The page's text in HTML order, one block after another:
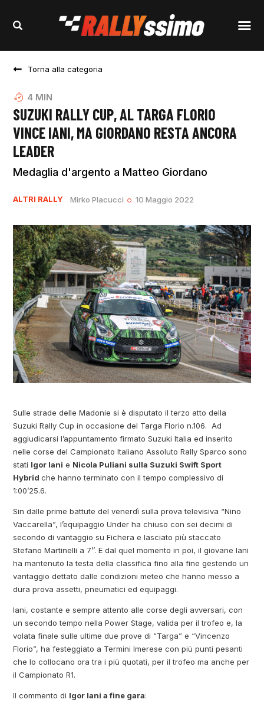
Torna alla categoria
4 MIN
SUZUKI RALLY CUP, AL TARGA FLORIO
VINCE IANI, MA GIORDANO RESTA ANCORA
LEADER
Medaglia d'argento a Matteo Giordano
ALTRI RALLY Mirko Placucci 10 Maggio 2022
Sulle strade delle Madonie si è disputato il terzo atto della
Suzuki Rally Cup in occasione del Targa Florio n.106. Ad
aggiudicarsi l’appuntamento firmato Suzuki Italia ed inserito
nelle corse del Campionato Italiano Assoluto Rally Sparco sono
stati Igor Iani e Nicola Puliani sulla Suzuki Swift Sport
Hybridche hanno terminato con il tempo complessivo di
1:00’25.6.
Sin dalle prime battute del venerdì sulla prova televisiva “Nino
Vaccarella”, l’equipaggio Under ha chiuso con sei decimi di
secondo di vantaggio su Fichera e lasciato più staccato
Stefano Martinelli a 7’’. E dal quel momento in poi, il giovane Iani
ha mantenuto la testa della classifica fino alla fine gestendo un
vantaggio dettato dalle condizioni meteo che hanno messo a
dura prova assetti, pneumatici ed equipaggi.
Iani, costante e sempre attento alle corse degli avversari, con
un secondo tempo nella Power Stage, valida per il trofeo e, la
volata finale sulle ultime due prove di “Targa” e “Vincenzo
Florio”, ha festeggiato a Termini Imerese con più punti pesanti
che lo collocano ora tra i più quotati, per il trofeo ma anche per
il Campionato R1.
Il commento di Igor Iani a fine gara: